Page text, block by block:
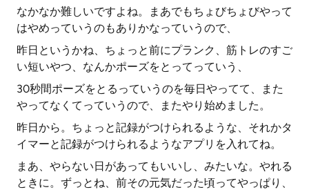
なかなか難しいですよね。まあでもちょびちょびやって
はやめっていうのもありかなっていうので、
昨日というかね、ちょっと前にプランク、筋トレのすご
い短いやつ、なんかポーズをとってっていう、
30秒間ポーズをとるっていうのを毎日やってて、また
やってなくてっていうので、またやり始めました。
昨日から。ちょっと記録がつけられるような、それかタ
イマーと記録がつけられるようなアプリを入れてね。
まあ、やらない日があってもいいし、みたいな。やれる
ときに。ずっとね、前その元気だった頃ってやっぱり、